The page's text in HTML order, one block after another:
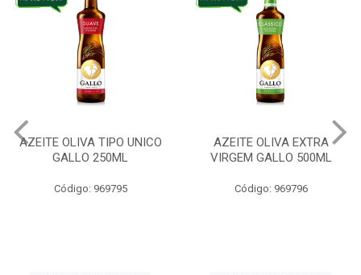
AZEITE OLIVA TIPO UNICO
GALLO 250ML
Código: 969795
AZEITE OLIVA EXTRA
VIRGEM GALLO 500ML
Código: 969796